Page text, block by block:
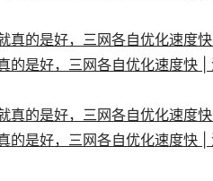
的是好，三网各自优化速度快
的是好，三网各自优化速度快